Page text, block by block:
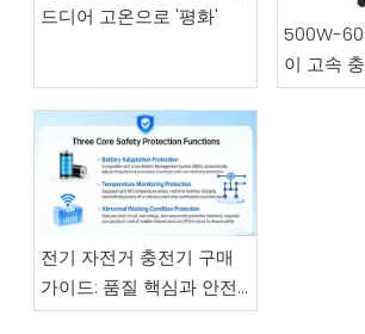
드디어 고온으로 '평화'
500W-
이 고속
방법은
전기 자전거 충전기 구매
가이드: 품질 핵심과 안전
논리를 이해하고, 함정에